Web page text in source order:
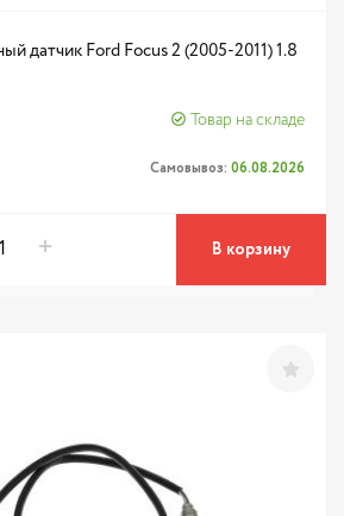
датчик Ford Focus 2 (2005-2011) 1.8
Товар на складе
Самовывоз: 06.08.2026
В корзину